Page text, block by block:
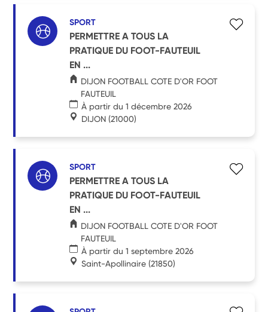
SPORT
PERMETTRE A TOUS LA
PRATIQUE DU FOOT-FAUTEUIL
EN ...
DIJON FOOTBALL COTE D'OR FOOT
FAUTEUIL
À partir du 1 décembre 2026
DIJON (21000)
SPORT
PERMETTRE A TOUS LA
PRATIQUE DU FOOT-FAUTEUIL
EN ...
DIJON FOOTBALL COTE D'OR FOOT
FAUTEUIL
À partir du 1 septembre 2026
Saint-Apollinaire (21850)